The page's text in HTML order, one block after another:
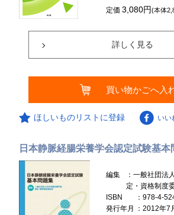
定価3,080円(本体
詳しく見る
買い物かごへ入
ほしいものリストに登録 いい
日本静脈経腸栄養学会認定試験基本
編集
：一般社団法
定・資格制度
ISBN
：978-4-
発行年月
：2012年7